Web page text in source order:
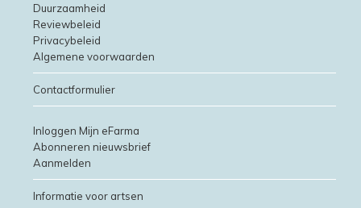
Duurzaamheid
Reviewbeleid
Privacybeleid
Algemene voorwaarden
Contactformulier
Inloggen Mijn eFarma
Abonneren nieuwsbrief
Aanmelden
Informatie voor artsen